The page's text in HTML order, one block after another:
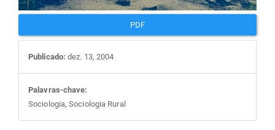
PDF
Publicado: dez. 13, 2004
Palavras-chave:
Sociologia, Sociologia Rural